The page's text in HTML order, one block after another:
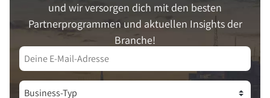
und wir versorgen dich mit den besten
Partnerprogrammen und aktuellen Insights der
Branche!